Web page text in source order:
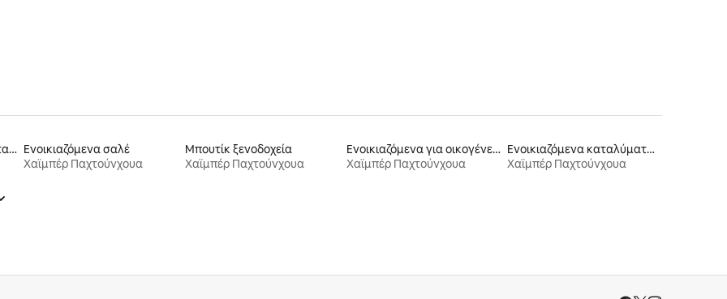
Ενοικιαζόμενα που δέχονται κατοικίδια Ενοικιαζόμενα σαλέ
Χαϊμπέρ Παχτούνχουα
Μπουτίκ ξενοδοχεία
Χαϊμπέρ Παχτούνχουα
Ενοικιαζόμενα για οικογένειες
Χαϊμπέρ Παχτούνχουα
Ενοικιαζόμενα καταλύματα σε φάρμα
Χαϊμπέρ Παχτούνχουα